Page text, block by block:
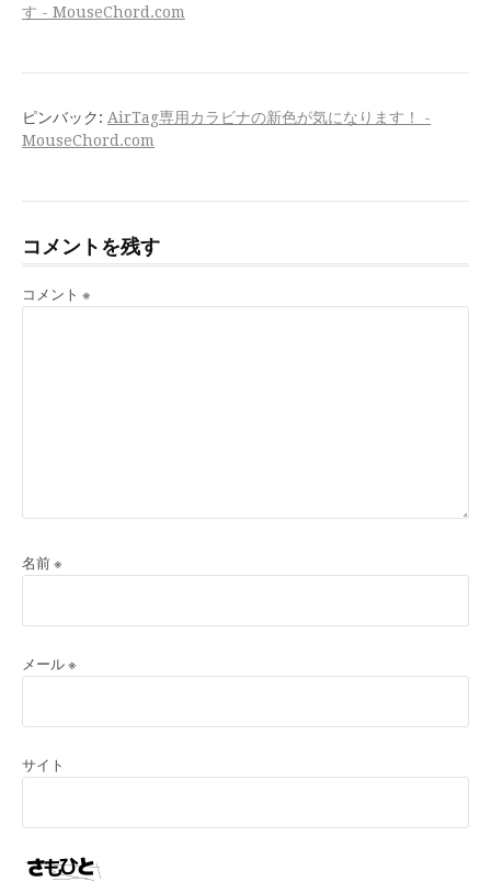
す - MouseChord.com
ピンバック: AirTag専用カラビナの新色が気になります！ -
MouseChord.com
コメントを残す
コメント ※
名前 ※
メール ※
サイト